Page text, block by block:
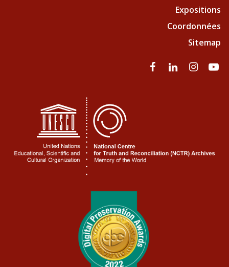
Expositions
Coordonnées
Sitemap